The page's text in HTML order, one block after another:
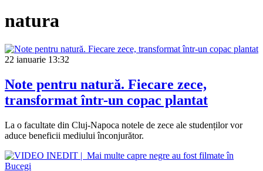
natura
22 ianuarie 13:32
Note pentru natură. Fiecare zece,
transformat într-un copac plantat
La o facultate din Cluj-Napoca notele de zece ale studenților vor
aduce beneficii mediului înconjurător.